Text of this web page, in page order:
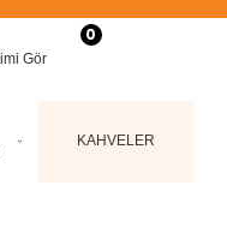
KAHVELER
0